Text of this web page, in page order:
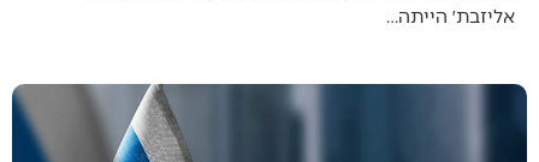
אליזבת׳ הייתה…